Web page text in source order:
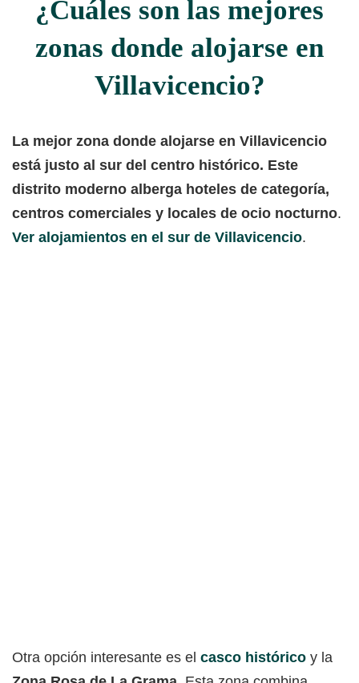
¿Cuáles son las mejores
zonas donde alojarse en
Villavicencio?
La mejor zona donde alojarse en Villavicencio
está justo al sur del centro histórico. Este
distrito moderno alberga hoteles de categoría,
centros comerciales y locales de ocio nocturno.
Ver alojamientos en el sur de Villavicencio.
Otra opción interesante es el casco histórico y la